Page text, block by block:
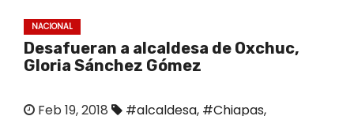
NACIONAL
Desafueran a alcaldesa de Oxchuc,
Gloria Sánchez Gómez
Feb 19, 2018 #alcaldesa, #Chiapas,